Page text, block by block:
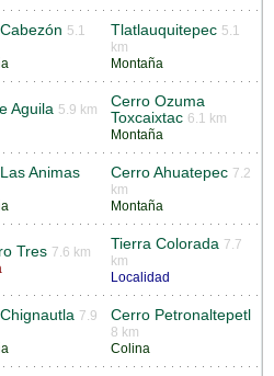
5.1
Tlatlauquitepec 5.1
km
Montaña
Aguila 5.9 km
Cerro Ozuma
Toxcaixtac 6.1 km
Montaña
Animas Cerro Ahuatepec 7.2
km
Montaña
Tres 7.6 km
Tierra Colorada 7.7
km
Localidad
7.9
Cerro Petronaltepetl
8 km
Colina